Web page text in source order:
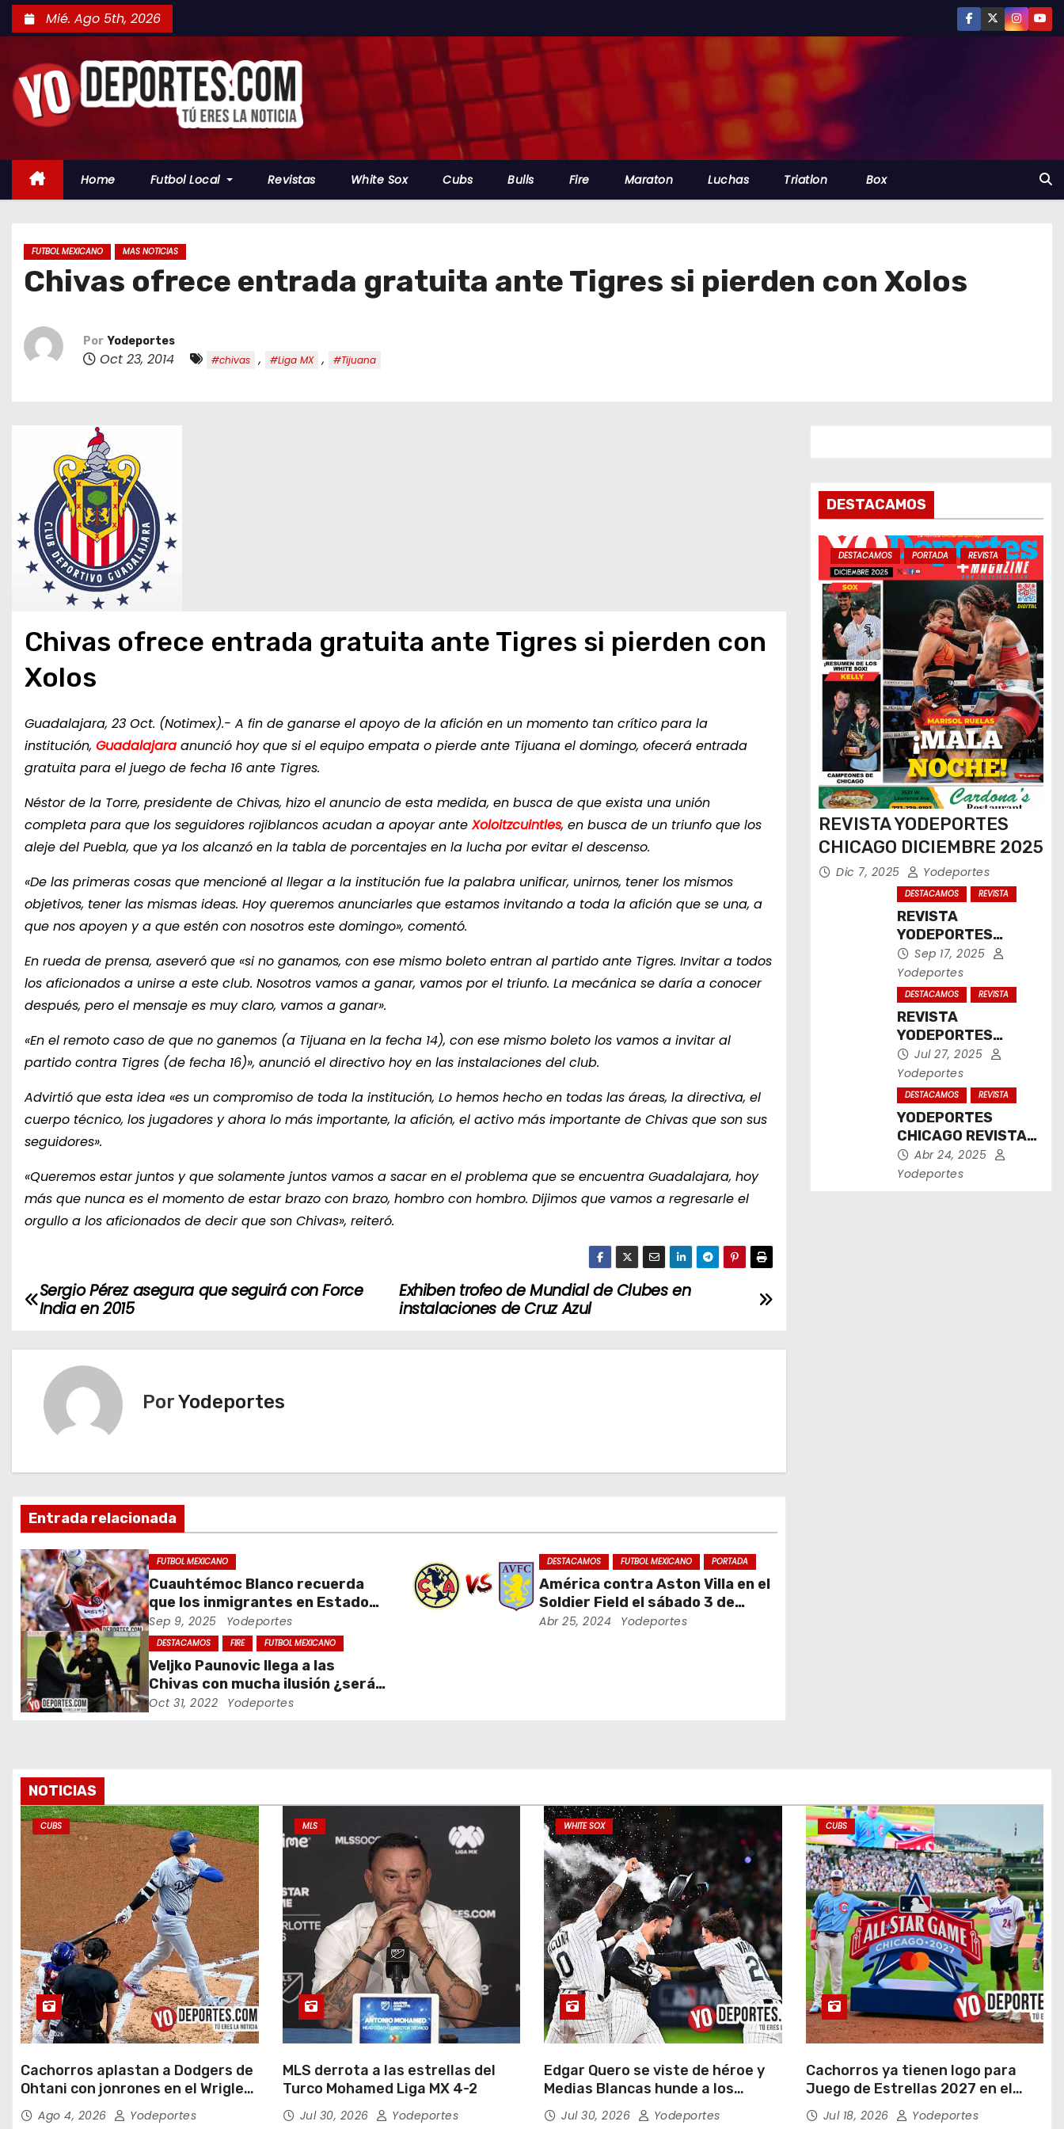
a
l
Mié. Ago 5th, 2026
Home Futbol Local Revistas White Sox Cubs Bulls Fire Maraton Luchas Triatlon Box
FUTBOL MEXICANO MAS NOTICIAS
Chivas ofrece entrada gratuita ante Tigres si pierden con Xolos
Por Yodeportes
Oct 23, 2014 #chivas , #Liga MX , #Tijuana
Chivas ofrece entrada gratuita ante Tigres si pierden con
Xolos
Guadalajara, 23 Oct. (Notimex).- A fin de ganarse el apoyo de la afición en un momento tan crítico para la
institución, Guadalajara anunció hoy que si el equipo empata o pierde ante Tijuana el domingo, ofecerá entrada
gratuita para el juego de fecha 16 ante Tigres.
Néstor de la Torre, presidente de Chivas, hizo el anuncio de esta medida, en busca de que exista una unión
completa para que los seguidores rojiblancos acudan a apoyar anteXoloitzcuintles, en busca de un triunfo que los
aleje del Puebla, que ya los alcanzó en la tabla de porcentajes en la lucha por evitar el descenso.
«De las primeras cosas que mencioné al llegar a la institución fue la palabra unificar, unirnos, tener los mismos
objetivos, tener las mismas ideas. Hoy queremos anunciarles que estamos invitando a toda la afición que se una, a
que nos apoyen y a que estén con nosotros este domingo», comentó.
En rueda de prensa, aseveró que «si no ganamos, con ese mismo boleto entran al partido ante Tigres. Invitar a todos
los aficionados a unirse a este club. Nosotros vamos a ganar, vamos por el triunfo. La mecánica se daría a conocer
después, pero el mensaje es muy claro, vamos a ganar».
«En el remoto caso de que no ganemos (a Tijuana en la fecha 14), con ese mismo boleto los vamos a invitar al
partido contra Tigres (de fecha 16)», anunció el directivo hoy en las instalaciones del club.
Advirtió que esta idea «es un compromiso de toda la institución, Lo hemos hecho en todas las áreas, la directiva, el
cuerpo técnico, los jugadores y ahora lo más importante, la afición, el activo más importante de Chivas que son sus
seguidores».
«Queremos estar juntos y que solamente juntos vamos a sacar en el problema que se encuentra Guadalajara, hoy
más que nunca es el momento de estar brazo con brazo, hombro con hombro. Dijimos que vamos a regresarle el
orgullo a los aficionados de decir que son Chivas», reiteró.
N
c
i
ó
n
d
e
e
r
a
d
a
s
Exhiben trofeo de Mundial de Clubes en
instalaciones de Cruz Azul
Sergio Pérez asegura que seguirá con Force
India en 2015
PorYodeportes
Entrada relacionada
FUTBOL MEXICANO
Cuauhtémoc Blanco recuerda
que los inmigrantes en Estados
Unidos son gente trabajadora
Sep 9, 2025 Yodeportes
DESTACAMOS FUTBOL MEXICANO PORTADA
América contra Aston Villa en el
Soldier Field el sábado 3 de
agosto
Abr 25, 2024 Yodeportes
DESTACAMOS FIRE FUTBOL MEXICANO
Veljko Paunovic llega a las
Chivas con mucha ilusión ¿será
suficiente?
Oct 31, 2022 Yodeportes
DESTACAMOS
DESTACAMOS PORTADA REVISTA
REVISTA YODEPORTES
CHICAGO DICIEMBRE 2025
Dic 7, 2025 Yodeportes
DESTACAMOS REVISTA
REVISTA
YODEPORTES
CHICAGO
SEPTIEMBRE 2025
Sep 17, 2025
Yodeportes
DESTACAMOS REVISTA
REVISTA
YODEPORTES
CHICAGO JULIO
2025
Jul 27, 2025
Yodeportes
DESTACAMOS REVISTA
YODEPORTES
CHICAGO REVISTA
IMPRESA ABRIL
2025
Abr 24, 2025
Yodeportes
NOTICIAS
CUBS
Cachorros aplastan a Dodgers de
Ohtani con jonrones en el Wrigley
FieldAgo 4, 2026 Yodeportes
MLS
MLS derrota a las estrellas del
Turco Mohamed Liga MX 4-2
Jul 30, 2026 Yodeportes
WHITE SOX
Edgar Quero se viste de héroe y
Medias Blancas hunde a los
Yankees de Nueva York en doce
entradas
Jul 30, 2026 Yodeportes
CUBS
Cachorros ya tienen logo para
Juego de Estrellas 2027 en el
Wrigley Field
Jul 18, 2026 Yodeportes